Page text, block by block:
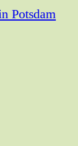
Potsdam